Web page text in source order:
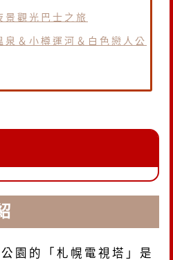
景觀光巴士之旅
泉＆小樽運河＆白色戀人公
園的「札幌電視塔」是